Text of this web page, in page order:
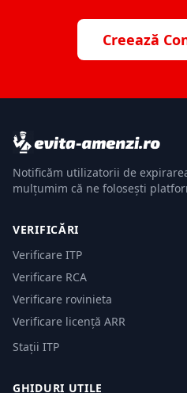
Creează
Notificăm utilizatorii de
mulțumim că ne folosești
VERIFICĂRI
Verificare ITP
Verificare RCA
Verificare rovinieta
Verificare licență ARR
Stații ITP
GHIDURI UTILE